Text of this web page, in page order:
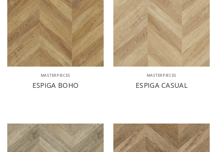
MASTERPIECES
ESPIGA BOHO
MASTERPIECES
ESPIGA CASUAL